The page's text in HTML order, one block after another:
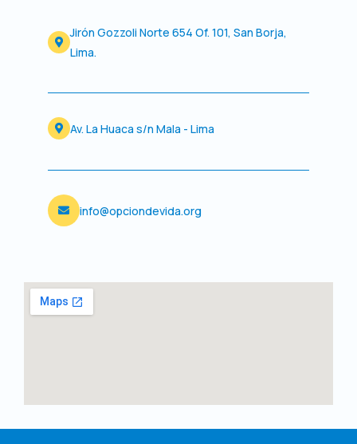
b
a
m
Jirón Gozzoli Norte 654 Of. 101, San Borja,
Lima.
Av. La Huaca s/n Mala - Lima
info@opciondevida.org